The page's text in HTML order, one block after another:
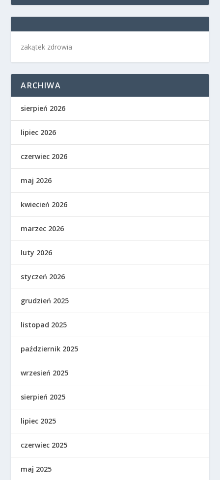
zakątek zdrowia
ARCHIWA
sierpień 2026
lipiec 2026
czerwiec 2026
maj 2026
kwiecień 2026
marzec 2026
luty 2026
styczeń 2026
grudzień 2025
listopad 2025
październik 2025
wrzesień 2025
sierpień 2025
lipiec 2025
czerwiec 2025
maj 2025